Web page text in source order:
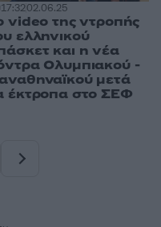
17:3202.06.25
video της ντροπής
ελληνικού
και η νέα
Ολυμπιακού -
μετά
έκτροπα στο ΣΕΦ